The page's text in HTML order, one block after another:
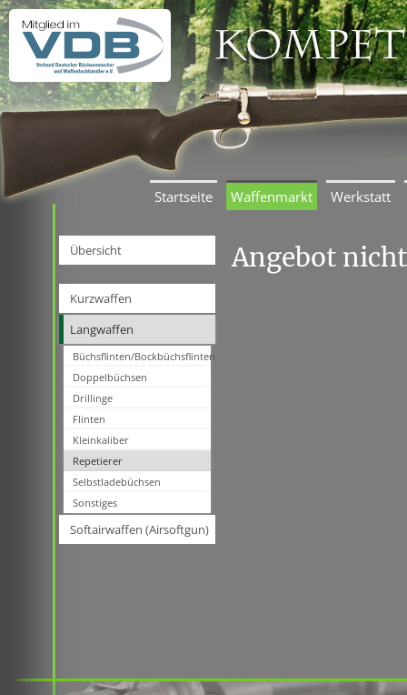
Startseite Waffenmarkt Werkstatt
Übersicht
Kurzwaffen
Langwaffen
Büchsflinten/Bockbüchsflinten
Doppelbüchsen
Drillinge
Flinten
Kleinkaliber
Repetierer
Selbstladebüchsen
Sonstiges
Softairwaffen (Airsoftgun)
Angebot